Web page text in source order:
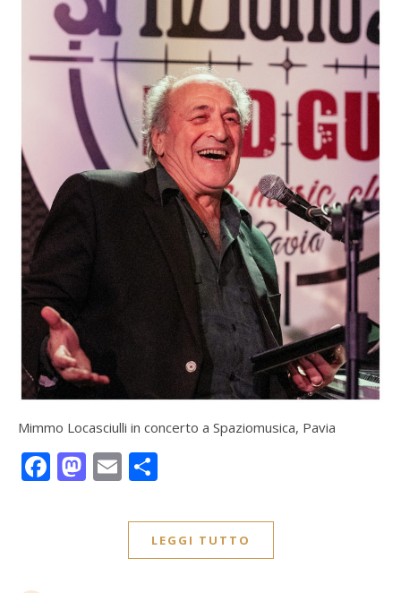
Mimmo Locasciulli in concerto a Spaziomusica, Pavia
Facebook
Mastodon
Email
LEGGI TUTTO